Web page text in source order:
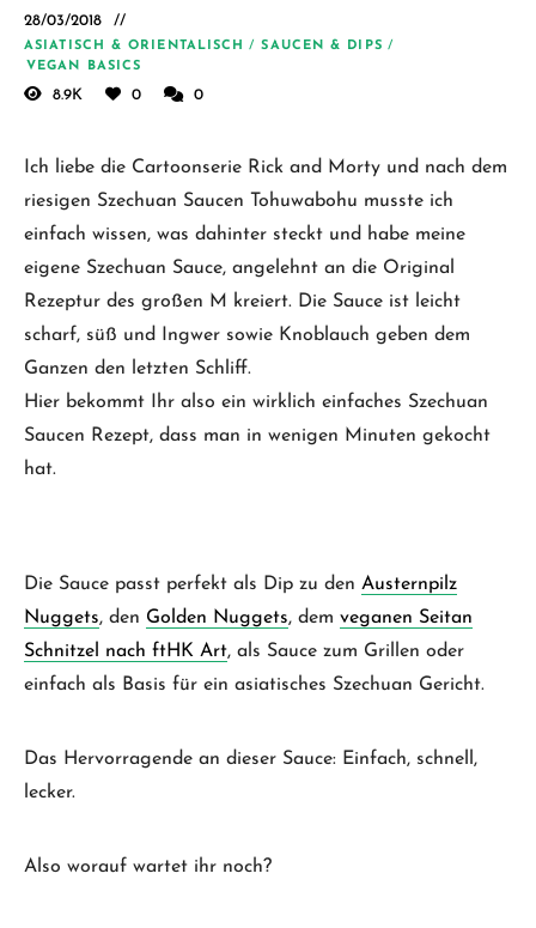
28/03/2018
ASIATISCH & ORIENTALISCH / SAUCEN & DIPS /
VEGAN BASICS
8.9K 0 0
Ich liebe die Cartoonserie Rick and Morty und nach dem
riesigen Szechuan Saucen Tohuwabohu musste ich
einfach wissen, was dahinter steckt und habe meine
eigene Szechuan Sauce, angelehnt an die Original
Rezeptur des großen M kreiert. Die Sauce ist leicht
scharf, süß und Ingwer sowie Knoblauch geben dem
Ganzen den letzten Schliff.
Hier bekommt Ihr also ein wirklich einfaches Szechuan
Saucen Rezept, dass man in wenigen Minuten gekocht
hat.
Die Sauce passt perfekt als Dip zu den Austernpilz
Nuggets, den Golden Nuggets, dem veganen Seitan
Schnitzel nach ftHK Art, als Sauce zum Grillen oder
einfach als Basis für ein asiatisches Szechuan Gericht.
Das Hervorragende an dieser Sauce: Einfach, schnell,
lecker.
Also worauf wartet ihr noch?